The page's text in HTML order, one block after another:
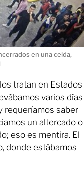
en una celda,
tratan en Estados
varios días
requeríamos saber
un altercado o
eso es mentira. El
donde estábamos